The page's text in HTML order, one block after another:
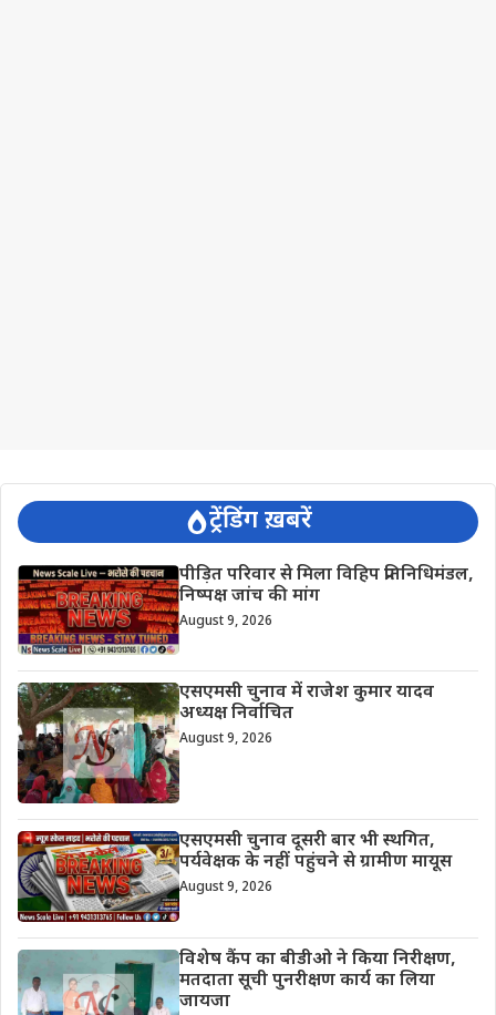
ट्रेंडिंग ख़बरें
पीड़ित परिवार से मिला विहिप प्रतिनिधिमंडल,
निष्पक्ष जांच की मांग
August 9, 2026
एसएमसी चुनाव में राजेश कुमार यादव
अध्यक्ष निर्वाचित
August 9, 2026
एसएमसी चुनाव दूसरी बार भी स्थगित,
पर्यवेक्षक के नहीं पहुंचने से ग्रामीण मायूस
August 9, 2026
विशेष कैंप का बीडीओ ने किया निरीक्षण,
मतदाता सूची पुनरीक्षण कार्य का लिया
जायजा